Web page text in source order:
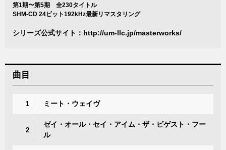
第1期〜第5期 全230タイトル
SHM-CD 24ビット192kHz最新リマスタリング
シリーズ公式サイト： http://um-llc.jp/masterworks/
曲目
1 ミート・ウェイヴ
2
ゼイ・オール・セイ・アイム・ザ・ビゲスト・フー
ル